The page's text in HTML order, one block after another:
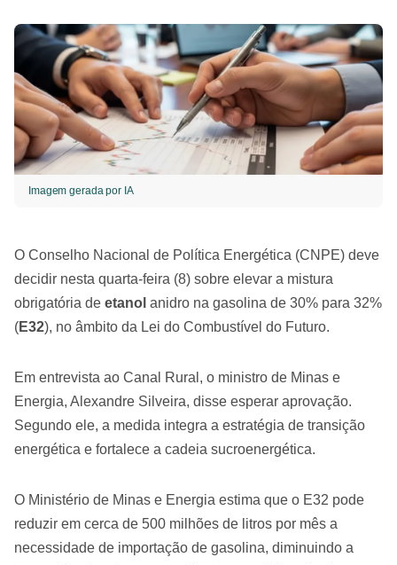
Imagem gerada por IA
O Conselho Nacional de Política Energética (CNPE) deve
decidir nesta quarta-feira (8) sobre elevar a mistura
obrigatória de etanol anidro na gasolina de 30% para 32%
(E32), no âmbito da Lei do Combustível do Futuro.
Em entrevista ao Canal Rural, o ministro de Minas e
Energia, Alexandre Silveira, disse esperar aprovação.
Segundo ele, a medida integra a estratégia de transição
energética e fortalece a cadeia sucroenergética.
O Ministério de Minas e Energia estima que o E32 pode
reduzir em cerca de 500 milhões de litros por mês a
necessidade de importação de gasolina, diminuindo a